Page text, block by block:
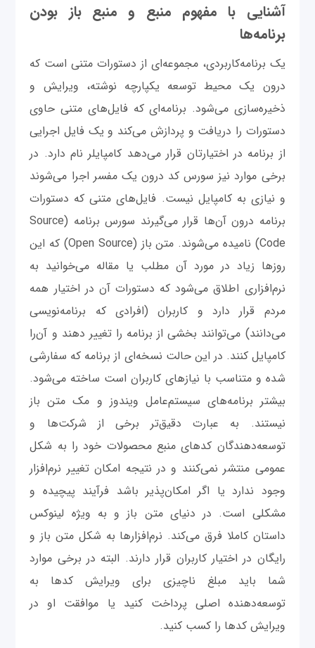
آشنایی با مفهوم منبع و منبع ‌باز بودن
برنامه‌ها
یک برنامه‌کاربردی، مجموعه‌‌ای از دستورات متنی است که
درون یک محیط توسعه یکپارچه نوشته، ویرایش و
ذخیره‌سازی می‌شود. برنامه‌ای که فایل‌های متنی حاوی
دستورات را دریافت و پردازش می‌کند و یک فایل اجرایی
از برنامه در اختیارتان قرار می‌دهد کامپایلر نام دارد. در
برخی موارد نیز سورس کد درون یک مفسر اجرا می‌شوند
و نیازی به کامپایل نیست. فایل‌های متنی که دستورات
برنامه درون آن‌ها قرار می‌گیرند سورس برنامه (Source
Code) نامیده می‌شوند. متن باز (Open Source) که این
روزها زیاد در مورد آن مطلب یا مقاله می‌خوانید به
نرم‌افزاری اطلاق می‌شود که دستورات آن در اختیار همه
مردم قرار دارد و کاربران (افرادی که برنامه‌نویسی
می‌دانند) می‌توانند بخشی از برنامه را تغییر دهند و آن‌را
کامپایل کنند. در این حالت نسخه‌ای از برنامه که سفارشی
شده و متناسب با نیازهای کاربران است ساخته می‌شود.
بیشتر برنامه‌های سیستم‌عامل ویندوز و مک متن باز
نیستند. به عبارت دقیق‌تر برخی از شرکت‌ها و
توسعه‌دهندگان کدهای منبع محصولات خود را به شکل
عمومی منتشر نمی‌کنند و در نتیجه امکان تغییر نرم‌افزار
وجود ندارد یا اگر امکان‌پذیر باشد فرآیند پیچیده و
مشکلی است. در دنیای متن باز و به ویژه لینوکس
داستان کاملا فرق می‌کند. نرم‌افزارها به شکل متن باز و
رایگان در اختیار کاربران قرار دارند. البته در برخی موارد
شما باید مبلغ ناچیزی برای ویرایش کدها به
توسعه‌دهنده اصلی پرداخت کنید یا موافقت او در
ویرایش کدها را کسب کنید.